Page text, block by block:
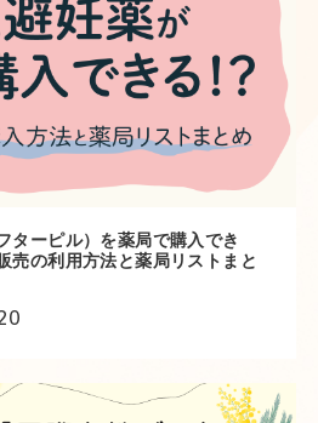
ターピル）を薬局で購入でき
売の利用方法と薬局リストまと